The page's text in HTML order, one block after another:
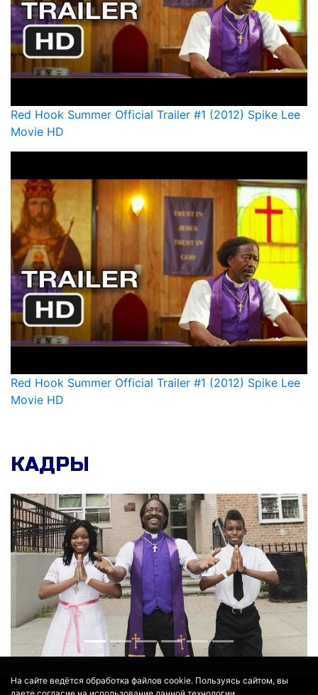
На сайте ведётся обработка файлов cookie. Пользуясь сайтом, вы
Red Hook Summer Official Trailer #1 (2012) Spike Lee
Movie HD
Red Hook Summer Official Trailer #1 (2012) Spike Lee
Movie HD
КАДРЫ